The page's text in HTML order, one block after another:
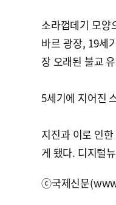
소라껍데기 모양
바르 광장, 19세
장 오래된 불교
5세기에 지어진
지진과 이로 인
게 됐다. 디지털
ⓒ국제신문